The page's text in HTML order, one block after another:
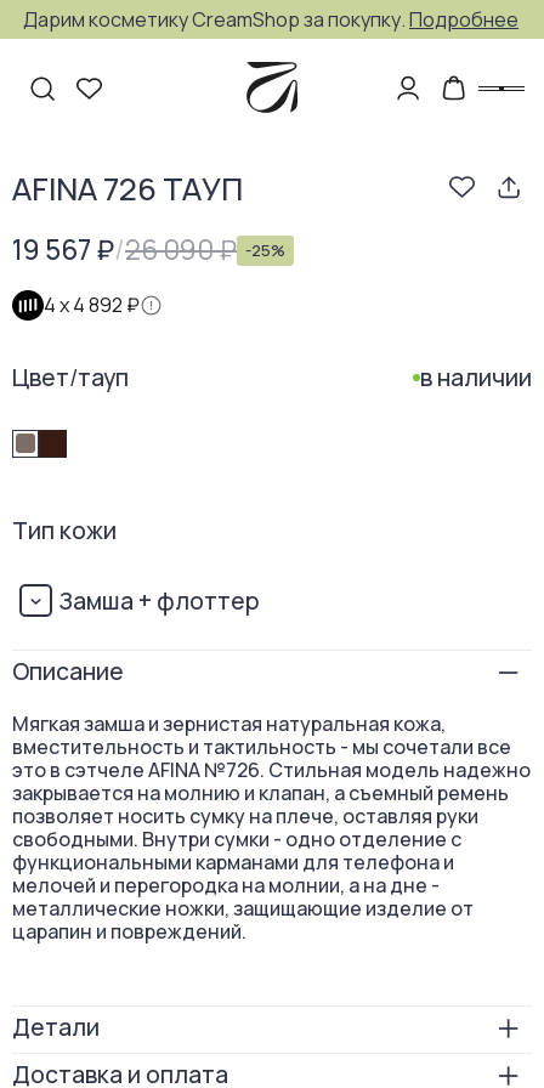
Дарим косметику CreamShop за покупку.Подробнее
AFINA 726 ТАУП
19 567 ₽/26 090 ₽ -25%
4 х4 892 ₽
Цвет/тауп в наличии
Тип кожи
Замша + флоттер
Описание
Мягкая замша и зернистая натуральная кожа,
вместительность и тактильность - мы сочетали все
это в сэтчеле AFINA №726. Стильная модель надежно
закрывается на молнию и клапан, а съемный ремень
позволяет носить сумку на плече, оставляя руки
свободными. Внутри сумки - одно отделение с
функциональными карманами для телефона и
мелочей и перегородка на молнии, а на дне -
металлические ножки, защищающие изделие от
царапин и повреждений.
Детали
Размер
23х30х13
Доставка и оплата